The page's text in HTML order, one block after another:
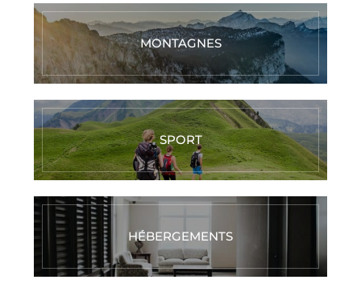
MONTAGNES
SPORT
HÉBERGEMENTS